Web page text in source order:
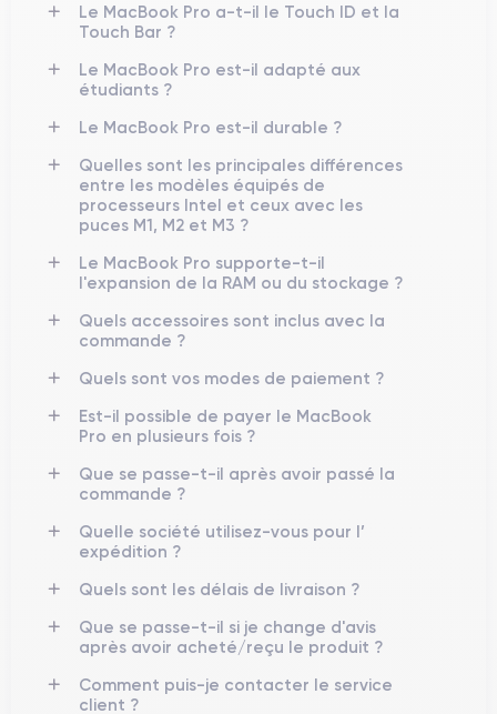
Le MacBook Pro a-t-il le Touch ID et la
Touch Bar ?
Le MacBook Pro est-il adapté aux
étudiants ?
Le MacBook Pro est-il durable ?
Quelles sont les principales différences
entre les modèles équipés de
processeurs Intel et ceux avec les
puces M1, M2 et M3 ?
Le MacBook Pro supporte-t-il
l'expansion de la RAM ou du stockage ?
Quels accessoires sont inclus avec la
commande ?
Quels sont vos modes de paiement ?
Est-il possible de payer le MacBook
Pro en plusieurs fois ?
Que se passe-t-il après avoir passé la
commande ?
Quelle société utilisez-vous pour l’
expédition ?
Quels sont les délais de livraison ?
Que se passe-t-il si je change d'avis
après avoir acheté/reçu le produit ?
Comment puis-je contacter le service
client ?